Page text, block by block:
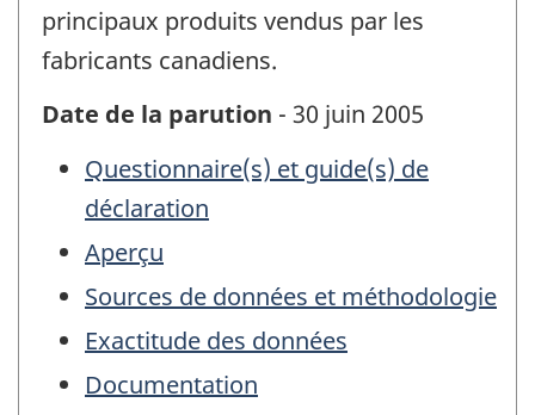
principaux produits vendus par les
fabricants canadiens.
Date de la parution - 30 juin 2005
Questionnaire(s) et guide(s) de
déclaration
Aperçu
Sources de données et méthodologie
Exactitude des données
Documentation